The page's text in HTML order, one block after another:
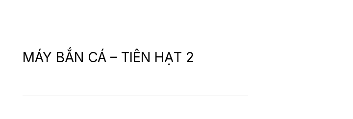
MÁY BẮN CÁ – TIÊN HẠT 2